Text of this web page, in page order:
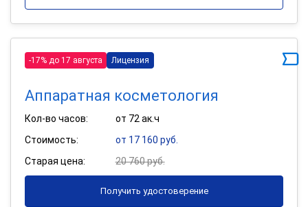
-17% до 17 августа Лицензия
Аппаратная косметология
Кол-во часов:
от 72 ак.ч
Стоимость:
от 17 160 руб.
Старая цена:
20 760 руб.
Получить удостоверение